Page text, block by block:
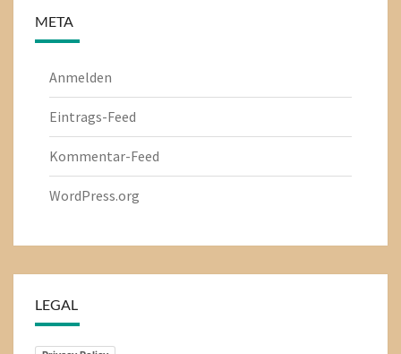
META
Anmelden
Eintrags-Feed
Kommentar-Feed
WordPress.org
LEGAL